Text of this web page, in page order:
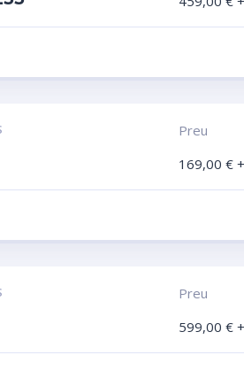
Preu
169,00 €
Preu
599,00 €